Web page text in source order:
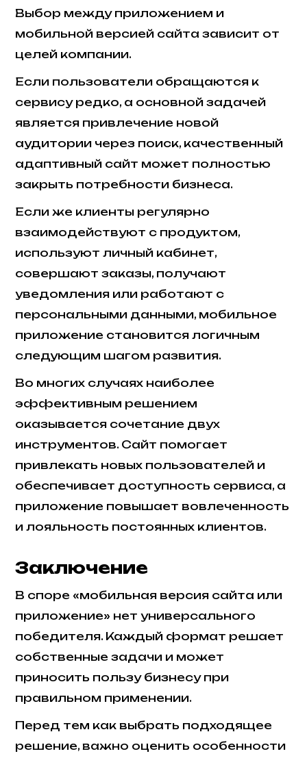
Выбор между приложением и
мобильной версией сайта зависит от
целей компании.
Если пользователи обращаются к
сервису редко, а основной задачей
является привлечение новой
аудитории через поиск, качественный
адаптивный сайт может полностью
закрыть потребности бизнеса.
Если же клиенты регулярно
взаимодействуют с продуктом,
используют личный кабинет,
совершают заказы, получают
уведомления или работают с
персональными данными, мобильное
приложение становится логичным
следующим шагом развития.
Во многих случаях наиболее
эффективным решением
оказывается сочетание двух
инструментов. Сайт помогает
привлекать новых пользователей и
обеспечивает доступность сервиса, а
приложение повышает вовлеченность
и лояльность постоянных клиентов.
Заключение
В споре «мобильная версия сайта или
приложение» нет универсального
победителя. Каждый формат решает
собственные задачи и может
приносить пользу бизнесу при
правильном применении.
Перед тем как выбрать подходящее
решение, важно оценить особенности